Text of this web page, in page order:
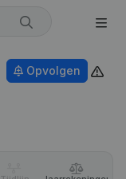
Opvolgen